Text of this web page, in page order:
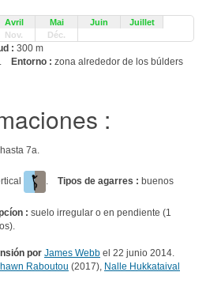
Avril Mai Juin
Juillet
Nov. Déc.
: 300 m
Entorno : zona alrededor de los búlders
:
7a.
. Tipos de agarres : buenos
: suelo irregular o en pendiente (1
por James Webb el 22 junio 2014.
Raboutou (2017), Nalle Hukkataival